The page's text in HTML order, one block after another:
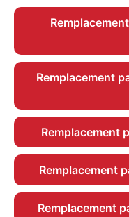
Remplacement
Remplacement
Remplacement
Remplacement